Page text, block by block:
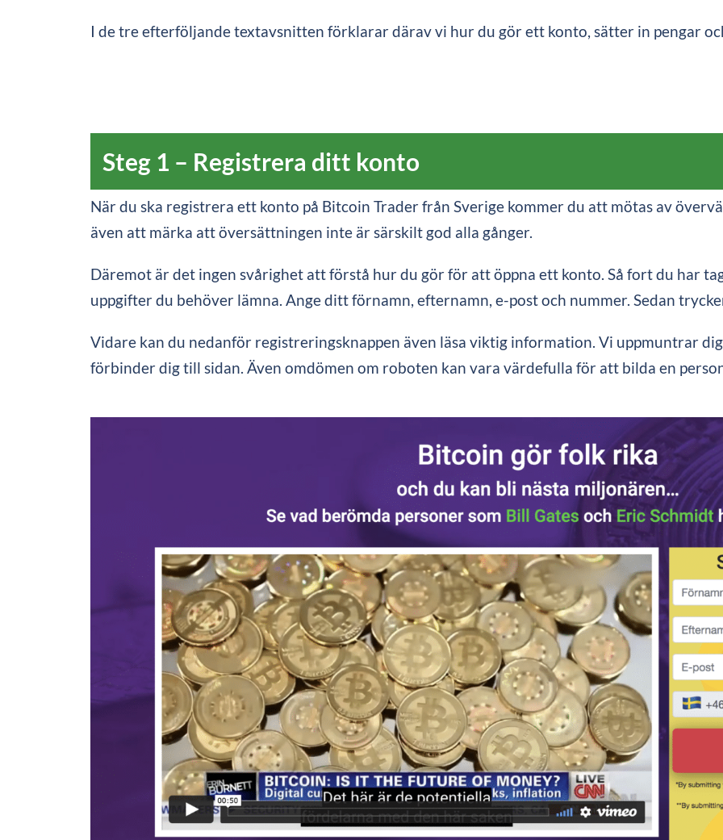
I de tre efterföljande textavsnitten förklarar därav vi hur du gör ett konto, sätter in pengar
Steg 1 – Registrera ditt konto
När du ska registrera ett konto på Bitcoin Trader från Sverige kommer du att mötas av
även att märka att översättningen inte är särskilt god alla gånger.
Däremot är det ingen svårighet att förstå hur du gör för att öppna ett konto. Så fort du har
uppgifter du behöver lämna. Ange ditt förnamn, efternamn, e-post och nummer. Sedan
Vidare kan du nedanför registreringsknappen även läsa viktig information. Vi uppmuntrar
förbinder dig till sidan. Även omdömen om roboten kan vara värdefulla för att bilda en